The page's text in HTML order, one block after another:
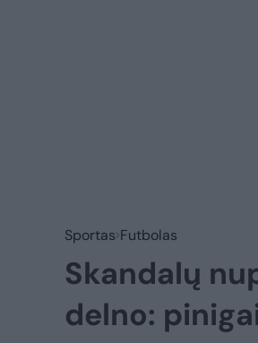
Sportas Futbolas
Skandalų
delno: